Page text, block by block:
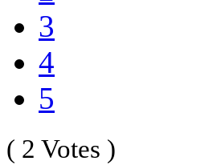
3
4
5
( 2 Votes )